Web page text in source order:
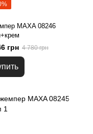
MAXA 08246
грн 4 780 грн